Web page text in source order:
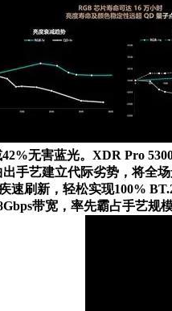
无害蓝光。XDR Pro
艺建立代际劣势，将全
刷新，轻松实现100%
带宽，率先霸占手艺